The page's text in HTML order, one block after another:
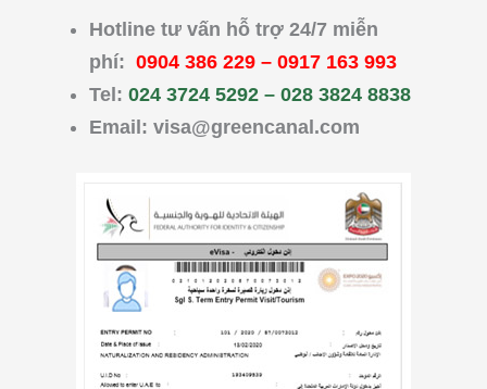
Hotline tư vấn hỗ trợ 24/7 miễn
phí: 0904 386 229 – 0917 163 993
Tel: 024 3724 5292 – 028 3824 8838
Email: visa@greencanal.com